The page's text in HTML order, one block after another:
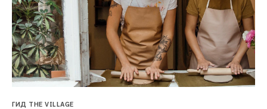
ГИД THE VILLAGE